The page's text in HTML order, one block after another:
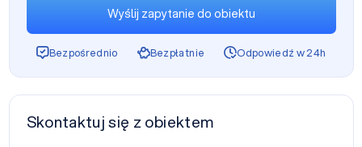
Wyślij zapytanie do obiektu
Bezpośrednio Bezpłatnie Odpowiedź w 24h
Skontaktuj się z obiektem